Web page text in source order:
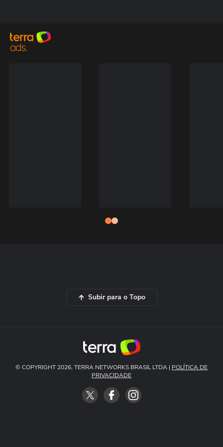
Subir para o Topo
© COPYRIGHT 2026, TERRA NETWORKS BRASIL LTDA | POLÍTICA DE
PRIVACIDADE